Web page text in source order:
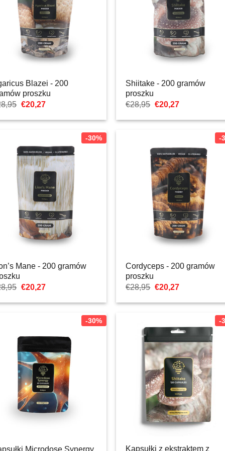
Blazei - 200
proszku
Pierwotna
wynosiła:
€20,27Aktualna
€20,27.
Shiitake - 200 gramów
proszku
€28,95 Pierwotna
wynosiła:
€20,27Aktualna
€20,27.
-30%
Mane - 200 gramów
Pierwotna
wynosiła:
€20,27Aktualna
€20,27.
-
Cordyceps - 200 gramów
proszku
€28,95 Pierwotna
wynosiła:
€20,27Aktualna
€20,27.
-30%
Microdose Synergy
-
Kapsułki z ekstraktem z